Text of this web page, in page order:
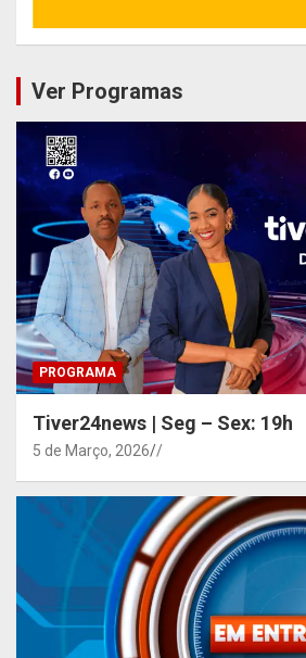
Ver Programas
PROGRAMA
Tiver24news | Seg – Sex: 19h
5 de Março, 2026 /